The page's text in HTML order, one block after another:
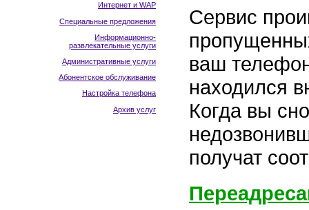
Интернет и WAP
Специальные предложения
Информационно-
развлекательные услуги
Административные услуги
Абонентское обслуживание
Настройка телефона
Архив услуг
Сервис
ваш
находился
Когда вы
получат